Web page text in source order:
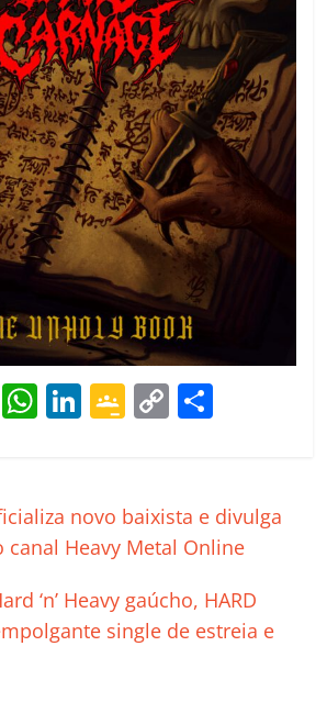
E W
s
A
p
Li
e
dI
G
gl
e
a
ss
C
y
Li
k
p
ar
h
ar
novo baixista e divulga
canal Heavy Metal Online
‘n’ Heavy gaúcho, HARD
single de estreia e